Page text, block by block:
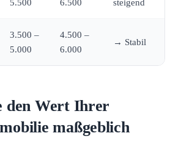
5.500
6.500
steigend
3.500 –
5.000
4.500 –
6.000
→ Stabil
den Wert Ihrer
maßgeblich